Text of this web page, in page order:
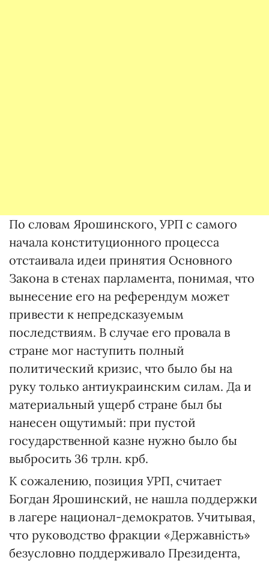
По словам Ярошинского, УРП с самого
начала конституционного процесса
отстаивала идеи принятия Основного
Закона в стенах парламента, понимая, что
вынесение его на референдум может
привести к непредсказуемым
последствиям. В случае его провала в
стране мог наступить полный
политический кризис, что было бы на
руку только антиукраинским силам. Да и
материальный ущерб стране был бы
нанесен ощутимый: при пустой
государственной казне нужно было бы
выбросить 36 трлн. крб.
К сожалению, позиция УРП, считает
Богдан Ярошинский, не нашла поддержки
в лагере национал-демократов. Учитывая,
что руководство фракции «Державнiсть»
безусловно поддерживало Президента,